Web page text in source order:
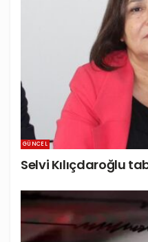
GÜNCEL
Selvi Kılıçdaroğlu